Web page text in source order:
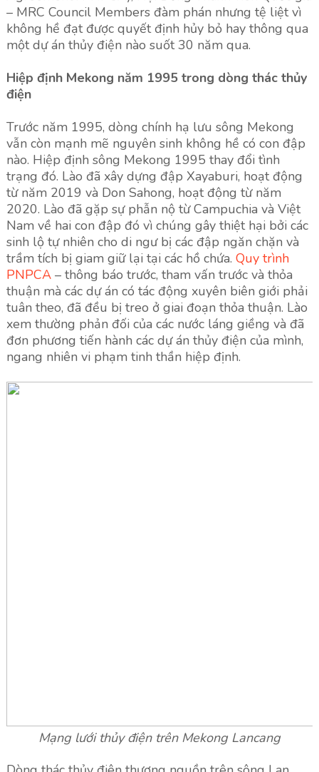
– MRC Council Members đàm phán nhưng tệ liệt vì
không hề đạt được quyết định hủy bỏ hay thông qua
một dự án thủy điện nào suốt 30 năm qua.
Hiệp định Mekong năm 1995 trong dòng thác thủy
điện
Trước năm 1995, dòng chính hạ lưu sông Mekong
vẫn còn mạnh mẽ nguyên sinh không hề có con đập
nào. Hiệp định sông Mekong 1995 thay đổi tình
trạng đó. Lào đã xây dựng đập Xayaburi, hoạt động
từ năm 2019 và Don Sahong, hoạt động từ năm
2020. Lào đã gặp sự phẫn nộ từ Campuchia và Việt
Nam về hai con đập đó vì chúng gây thiệt hại bởi các
sinh lộ tự nhiên cho di ngư bị các đập ngăn chặn và
trầm tích bị giam giữ lại tại các hồ chứa. Quy trình
PNPCA– thông báo trước, tham vấn trước và thỏa
thuận mà các dự án có tác động xuyên biên giới phải
tuân theo, đã đều bị treo ở giai đoạn thỏa thuận. Lào
xem thường phản đối của các nước láng giềng và đã
đơn phương tiến hành các dự án thủy điện của mình,
ngang nhiên vi phạm tinh thần hiệp định.
Mạng lưới thủy điện trên Mekong Lancang